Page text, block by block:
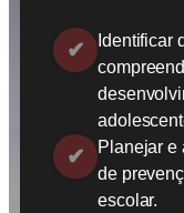
Identificar
Planejar e
de
escolar.